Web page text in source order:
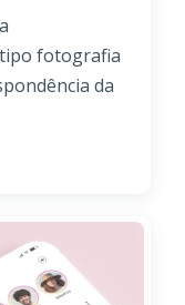
fotografia
da